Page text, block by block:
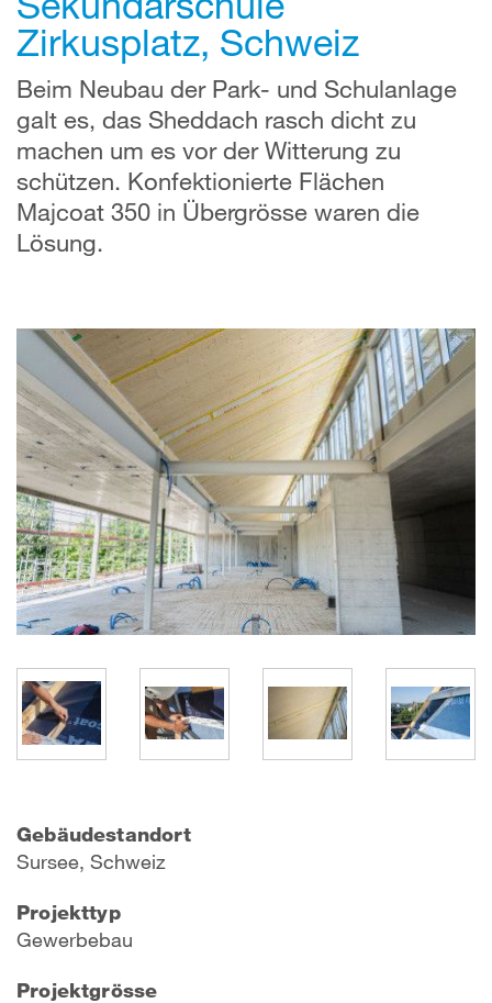
Zirkusplatz, Schweiz
Beim Neubau der Park- und Schulanlage
galt es, das Sheddach rasch dicht zu
machen um es vor der Witterung zu
schützen. Konfektionierte Flächen
Majcoat 350 in Übergrösse waren die
Lösung.
Gebäudestandort
Sursee, Schweiz
Projekttyp
Gewerbebau
Projektgrösse